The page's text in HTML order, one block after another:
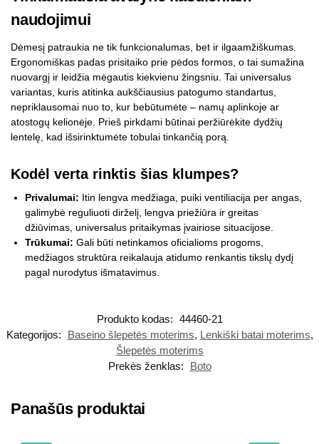
naudojimui
Dėmesį patraukia ne tik funkcionalumas, bet ir ilgaamžiškumas.
Ergonomiškas padas prisitaiko prie pėdos formos, o tai sumažina
nuovargį ir leidžia mėgautis kiekvienu žingsniu. Tai universalus
variantas, kuris atitinka aukščiausius patogumo standartus,
nepriklausomai nuo to, kur bebūtumėte – namų aplinkoje ar
atostogų kelionėje. Prieš pirkdami būtinai peržiūrėkite dydžių
lentelę, kad išsirinktumėte tobulai tinkančią porą.
Kodėl verta rinktis šias klumpes?
Privalumai: Itin lengva medžiaga, puiki ventiliacija per angas,
galimybė reguliuoti dirželį, lengva priežiūra ir greitas
džiūvimas, universalus pritaikymas įvairiose situacijose.
Trūkumai: Gali būti netinkamos oficialioms progoms,
medžiagos struktūra reikalauja atidumo renkantis tikslų dydį
pagal nurodytus išmatavimus.
Produkto kodas: 44460-21
Kategorijos:
Baseino šlepetės moterims, Lenkiški batai moterims,
Šlepetės moterims
Prekės ženklas:
Boto
Panašūs produktai